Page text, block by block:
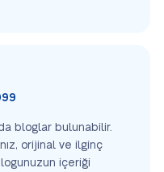
bloglar bulunabilir.
orijinal ve ilginç
içeriği